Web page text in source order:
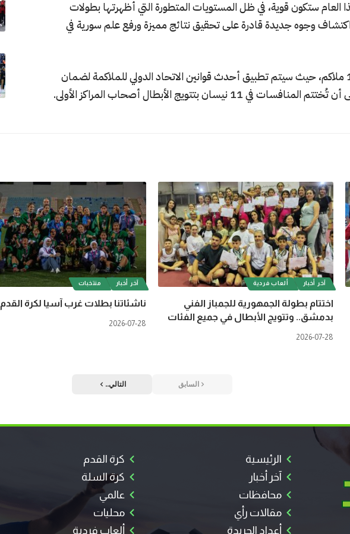
ستكون قوية، في ظل المستويات المتطورة التي أظهرتها بطولات
وجوه جديدة قادرة على تحقيق نتائج مميزة ورفع علم سورية في
ويشارك في البطولة أكثر من 100 ملاكم، حيث سيتم تطبيق أحدث قوانين الاتحاد الدولي للملاكمة لضمان
نيسان بتتويج الأبطال أصحاب المراكز الأولى.
آخر أخبار ألعاب فردية
اختتام بطولة الجمهورية للجمباز الفني
بدمشق.. وتتويج الأبطال في جميع الفئات
2026-07-28
آخر أخبار منتخبات
ناشئاتنا بطلات غرب آسيا لكرة القدم
2026-07-28
السابق التالي..
الرئيسية
آخر أخبار
محافظات
مقالات رأي
أعداد الجريدة
كرة القدم
كرة السلة
عالمي
محليات
ألعاب فردية